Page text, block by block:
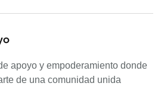
apoyo y empoderamiento donde
de una comunidad unida